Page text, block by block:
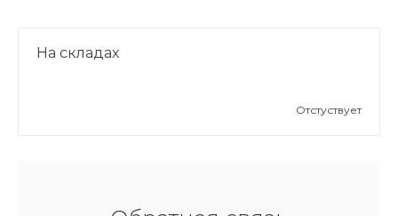
На складах
Отстуствует